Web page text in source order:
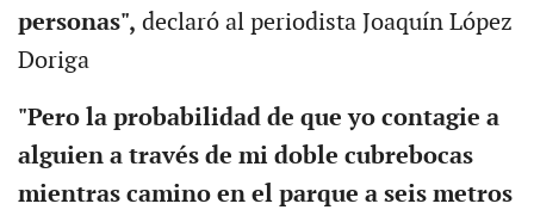
personas", declaró al periodista Joaquín López
Doriga
"Pero la probabilidad de que yo contagie a
alguien a través de mi doble cubrebocas
mientras camino en el parque a seis metros